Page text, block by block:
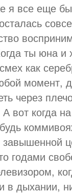
я все еще
ты юна и
как
момент,
через
вот когда
завышенной
годами
в дыхании,